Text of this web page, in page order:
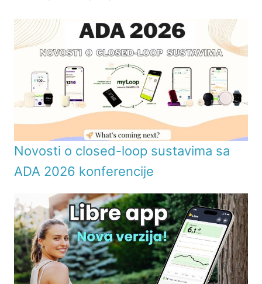
Novosti o closed-loop sustavima sa
ADA 2026 konferencije